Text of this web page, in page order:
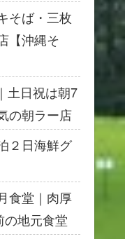
そば・三枚
【沖縄そ
土日祝は朝7
の朝ラー店
２日海鮮グ
食堂｜肉厚
の地元食堂